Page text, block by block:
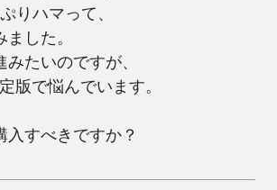
りハマって、
した。
たいのですが、
版で悩んでいます。
入すべきですか？